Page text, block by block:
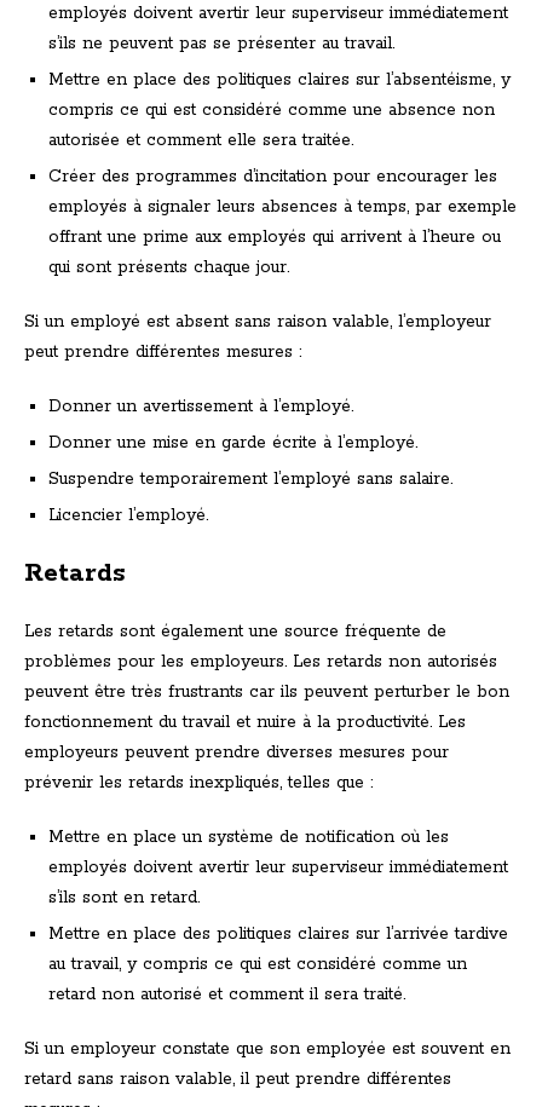
employés doivent avertir leur superviseur immédiatement
s’ils ne peuvent pas se présenter au travail.
Mettre en place des politiques claires sur l’absentéisme, y
compris ce qui est considéré comme une absence non
autorisée et comment elle sera traitée.
Créer des programmes d’incitation pour encourager les
employés à signaler leurs absences à temps, par exemple
offrant une prime aux employés qui arrivent à l’heure ou
qui sont présents chaque jour.
Si un employé est absent sans raison valable, l’employeur
peut prendre différentes mesures :
Donner un avertissement à l’employé.
Donner une mise en garde écrite à l’employé.
Suspendre temporairement l’employé sans salaire.
Licencier l’employé.
Retards
Les retards sont également une source fréquente de
problèmes pour les employeurs. Les retards non autorisés
peuvent être très frustrants car ils peuvent perturber le bon
fonctionnement du travail et nuire à la productivité. Les
employeurs peuvent prendre diverses mesures pour
prévenir les retards inexpliqués, telles que :
Mettre en place un système de notification où les
employés doivent avertir leur superviseur immédiatement
s’ils sont en retard.
Mettre en place des politiques claires sur l’arrivée tardive
au travail, y compris ce qui est considéré comme un
retard non autorisé et comment il sera traité.
Si un employeur constate que son employée est souvent en
retard sans raison valable, il peut prendre différentes